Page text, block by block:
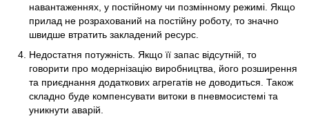
навантаженнях, у постійному чи позмінному режимі. Якщо
прилад не розрахований на постійну роботу, то значно
швидше втратить закладений ресурс.
Недостатня потужність. Якщо її запас відсутній, то
говорити про модернізацію виробництва, його розширення
та приєднання додаткових агрегатів не доводиться. Також
складно буде компенсувати витоки в пневмосистемі та
уникнути аварій.